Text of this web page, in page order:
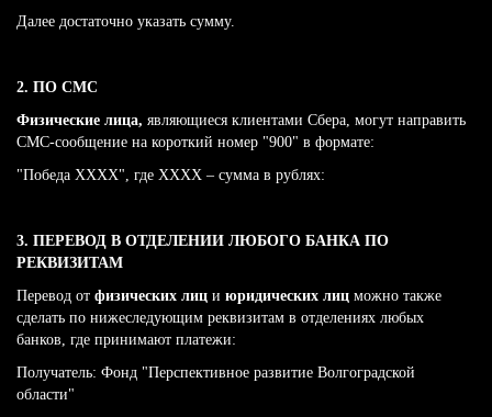
Далее достаточно указать сумму.
2. ПО СМС
Физические лица, являющиеся клиентами Сбера, могут направить
СМС-сообщение на короткий номер "900" в формате:
"Победа ХХХХ", где ХХХХ – сумма в рублях:
3. ПЕРЕВОД В ОТДЕЛЕНИИ ЛЮБОГО БАНКА ПО
РЕКВИЗИТАМ
Перевод от физических лиц и юридических лиц можно также
сделать по нижеследующим реквизитам в отделениях любых
банков, где принимают платежи:
Получатель: Фонд "Перспективное развитие Волгоградской
области"